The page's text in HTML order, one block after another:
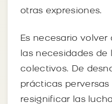
otras expresiones.
Es necesario
las necesidades de
colectivos. De
prácticas
resignificar las